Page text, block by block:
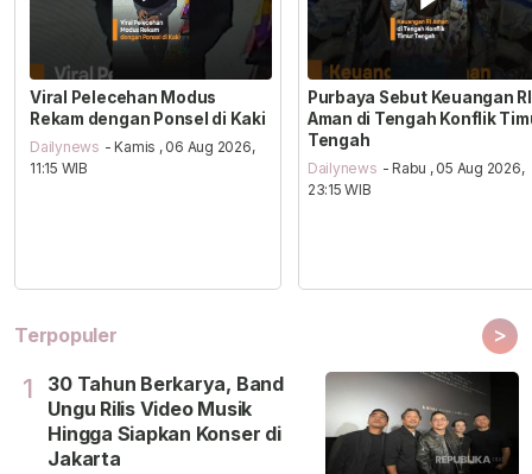
Viral Pelecehan Modus
Rekam dengan Ponsel di Kaki
Dailynews - Kamis , 06 Aug 2026,
11:15 WIB
Purbaya Sebut Keuangan RI
Aman di Tengah Konflik
Tengah
Dailynews - Rabu , 05 Aug 2026,
23:15 WIB
Terpopuler >
1
30 Tahun Berkarya, Band
Ungu Rilis Video Musik
Hingga Siapkan Konser di
Jakarta